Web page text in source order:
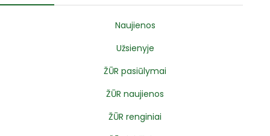
Naujienos
Užsienyje
ŽŪR pasiūlymai
ŽŪR naujienos
ŽŪR renginiai